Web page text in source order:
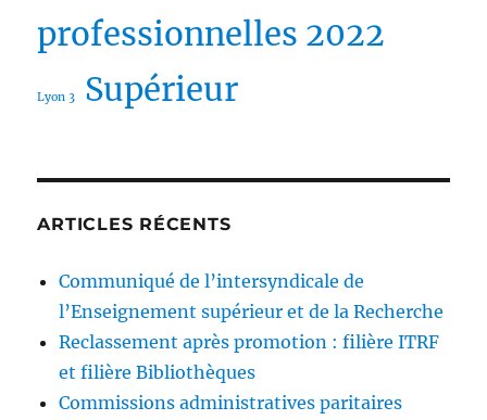
professionnelles 2022
Lyon 3 Supérieur
ARTICLES RÉCENTS
Communiqué de l’intersyndicale de
l’Enseignement supérieur et de la Recherche
Reclassement après promotion : filière ITRF
et filière Bibliothèques
Commissions administratives paritaires